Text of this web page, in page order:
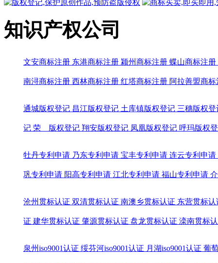
知识产权公司
文安商标注册 东港商标注册 颍州商标注册 蝶山商标注册
南浔商标注册 西林商标注册 红塔商标注册 阿拉善盟商标
通城版权登记 昌江版权登记 土库镇版权登记 三穗版权登
记 荣 版权登记 翔安版权登记 凤凰版权登记 呼玛版权
牡丹专利申请 乃东专利申请 宝丰专利申请 连云专利申请
巩专利申请 阳高专利申请 江北专利申请 福山专利申请
沧州贯标认证 双清贯标认证 南澳乡贯标认证 东营贯标认
证 建华贯标认证 肇源贯标认证 盘龙贯标认证 滦南贯标
泉州iso9001认证 绥芬河iso9001认证 月湖iso9001认证 葡